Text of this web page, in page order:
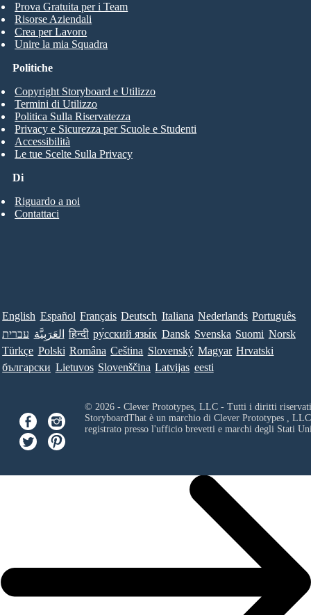
Create your own at Storyboard That
Time Break
Prova Gratuita per i Team
Risorse Aziendali
Crea per Lavoro
Unire la mia Squadra
Di
Riguardo a noi
Contattaci
Politiche
Copyright Storyboard e Utilizzo
Termini di Utilizzo
Politica Sulla Riservatezza
Privacy e Sicurezza per Scuole e Studenti
Accessibilità
Le tue Scelte Sulla Privacy
English Español Français Deutsch Italiana Nederlands Português
עברית العَرَبِيَّة हिन्दी ру́сский язы́к Dansk Svenska Suomi Norsk
Türkçe Polski Româna Ceština Slovenský Magyar Hrvatski
български Lietuvos Slovenščina Latvijas eesti
© 2026 - Clever Prototypes, LLC - Tutti i diritti
StoryboardThat è un marchio di Clever Prototypes , LLC
registrato presso l'ufficio brevetti e marchi degli Stati